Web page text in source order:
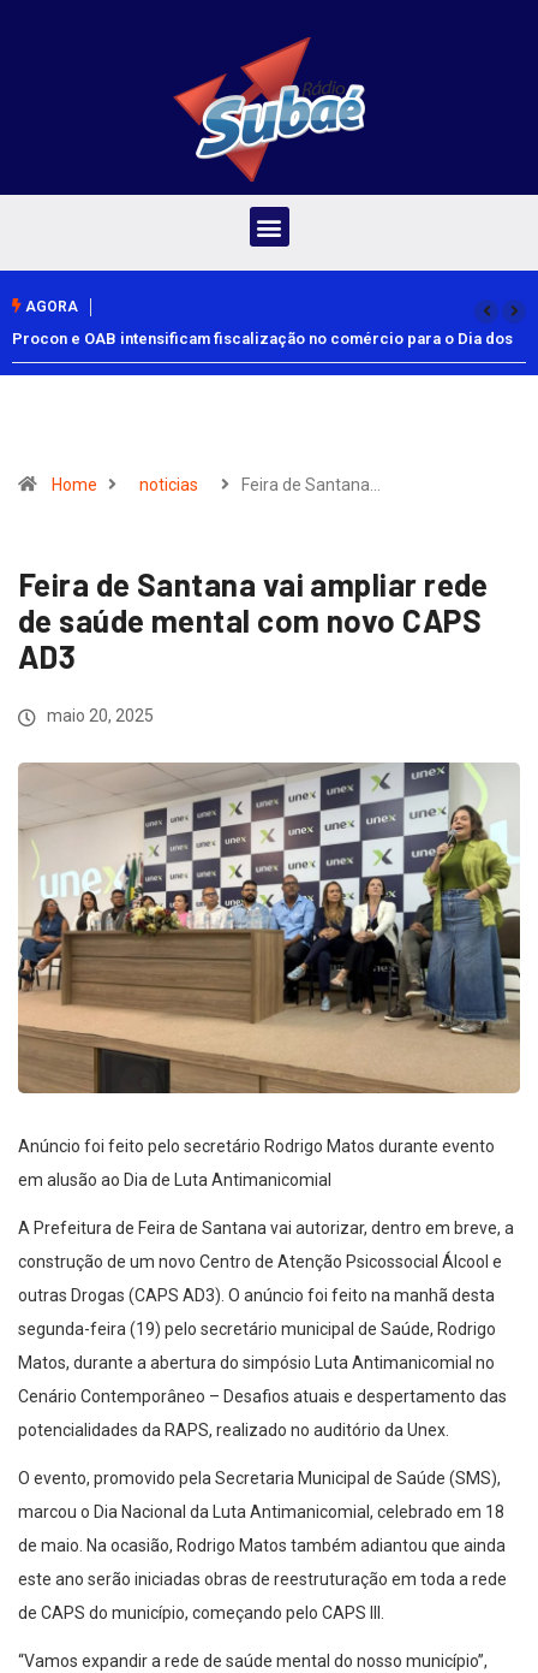
AGORA
Procon e OAB intensificam fiscalização no comércio para o Dia dos
Pais
Home noticias Feira de Santana…
Feira de Santana vai ampliar rede
de saúde mental com novo CAPS
AD3
maio 20, 2025
Anúncio foi feito pelo secretário Rodrigo Matos durante evento
em alusão ao Dia de Luta Antimanicomial
A Prefeitura de Feira de Santana vai autorizar, dentro em breve, a
construção de um novo Centro de Atenção Psicossocial Álcool e
outras Drogas (CAPS AD3). O anúncio foi feito na manhã desta
segunda-feira (19) pelo secretário municipal de Saúde, Rodrigo
Matos, durante a abertura do simpósio Luta Antimanicomial no
Cenário Contemporâneo – Desafios atuais e despertamento das
potencialidades da RAPS, realizado no auditório da Unex.
O evento, promovido pela Secretaria Municipal de Saúde (SMS),
marcou o Dia Nacional da Luta Antimanicomial, celebrado em 18
de maio. Na ocasião, Rodrigo Matos também adiantou que ainda
este ano serão iniciadas obras de reestruturação em toda a rede
de CAPS do município, começando pelo CAPS III.
“Vamos expandir a rede de saúde mental do nosso município”,